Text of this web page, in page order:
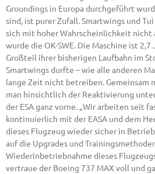
Groundings in Europa durchgeführt
sind, ist purer Zufall. Smartwings und
sich mit hoher Wahrscheinlichkeit nicht
wurde die OK-SWE. Die Maschine ist
Großteil ihrer bisherigen Laufbahn im
Smartwings durfte – wie alle anderen
lange Zeit nicht betreiben. Gemeinsam
man hinsichtlich der Reaktivierung
der ESA ganz vorne. „Wir arbeiten seit
kontinuierlich mit der EASA und dem
dieses Flugzeug wieder sicher in
auf die Upgrades und
Wiederinbetriebnahme dieses
vertraue der Boeing 737 MAX voll und